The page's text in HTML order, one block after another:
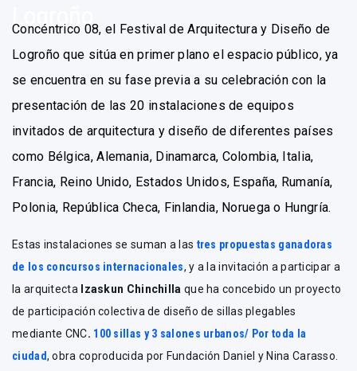
Logroño
Concéntrico 08, el Festival de Arquitectura y Diseño de
Logroño que sitúa en primer plano el espacio público, ya
se encuentra en su fase previa a su celebración con la
presentación de las 20 instalaciones de equipos
invitados de arquitectura y diseño de diferentes países
como Bélgica, Alemania, Dinamarca, Colombia, Italia,
Francia, Reino Unido, Estados Unidos, España, Rumanía,
Polonia, República Checa, Finlandia, Noruega o Hungría.
Estas instalaciones se suman a las tres propuestas ganadoras
de los concursos internacionales, y a la invitación a participar a
la arquitecta Izaskun Chinchilla que ha concebido un proyecto
de participación colectiva de diseño de sillas plegables
mediante CNC. 100 sillas y 3 salones urbanos/ Por toda la
ciudad, obra coproducida por Fundación Daniel y Nina Carasso.